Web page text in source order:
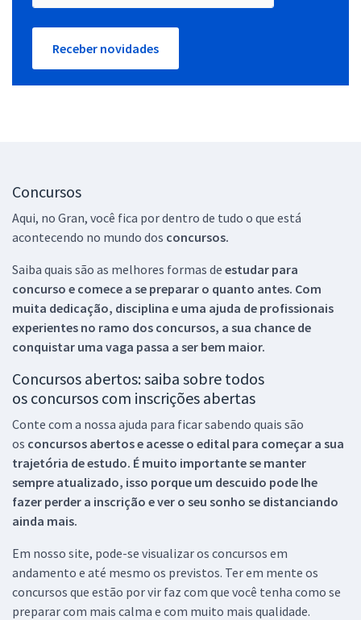
Receber novidades
Concursos
Aqui, no Gran, você fica por dentro de tudo o que está
acontecendo no mundo dos concursos.
Saiba quais são as melhores formas de estudar para
concurso e comece a se preparar o quanto antes. Com
muita dedicação, disciplina e uma ajuda de profissionais
experientes no ramo dos concursos, a sua chance de
conquistar uma vaga passa a ser bem maior.
Concursos abertos: saiba sobre todos
os concursos com inscrições abertas
Conte com a nossa ajuda para ficar sabendo quais são
os concursos abertos e acesse o edital para começar a sua
trajetória de estudo. É muito importante se manter
sempre atualizado, isso porque um descuido pode lhe
fazer perder a inscrição e ver o seu sonho se distanciando
ainda mais.
Em nosso site, pode-se visualizar os concursos em
andamento e até mesmo os previstos. Ter em mente os
concursos que estão por vir faz com que você tenha como se
preparar com mais calma e com muito mais qualidade.